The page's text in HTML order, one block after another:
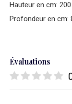
Hauteur en cm: 200
Profondeur en cm:
Évaluations